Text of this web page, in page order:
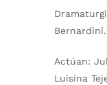
Bernardini.
Actúan:
Luisina